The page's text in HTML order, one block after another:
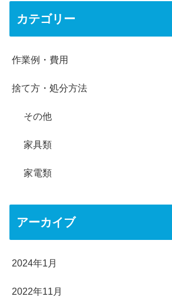
カテゴリー
作業例・費用
捨て方・処分方法
その他
家具類
家電類
アーカイブ
2024年1月
2022年11月